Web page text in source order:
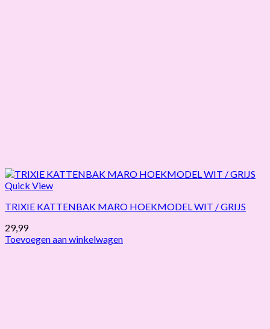
Quick View
TRIXIE KATTENBAK MARO HOEKMODEL WIT / GRIJS
29,99
Toevoegen aan winkelwagen